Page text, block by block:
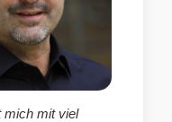
mich mit viel